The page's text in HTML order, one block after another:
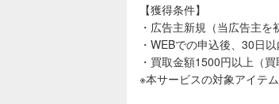
【獲得条件】
・広告主新規（当広告主を
・WEBでの申込後、30日
・買取金額1500円以上（
※本サービスの対象アイテ